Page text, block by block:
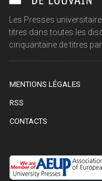
Les Presses
titres dans toutes les
cinquantaine de titres par
MENTIONS LÉGALES
RSS
CONTACTS